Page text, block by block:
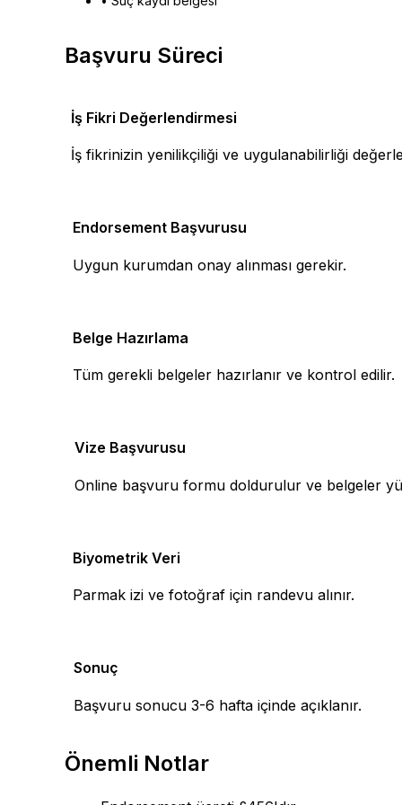
Başvuru Süreci
İş Fikri Değerlendirmesi
İş fikrinizin yenilikçiliği ve uygulanabilirliği
Endorsement Başvurusu
Uygun kurumdan onay alınması gerekir.
Belge Hazırlama
Tüm gerekli belgeler hazırlanır ve kontrol edilir.
Vize Başvurusu
Online başvuru formu doldurulur ve belgeler
Biyometrik Veri
Parmak izi ve fotoğraf için randevu alınır.
Sonuç
Başvuru sonucu 3-6 hafta içinde açıklanır.
Önemli Notlar